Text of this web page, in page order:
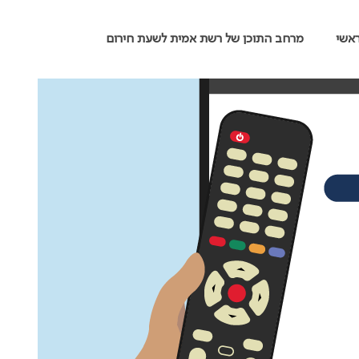
מרחב התוכן של רשת אמית לשעת חירום